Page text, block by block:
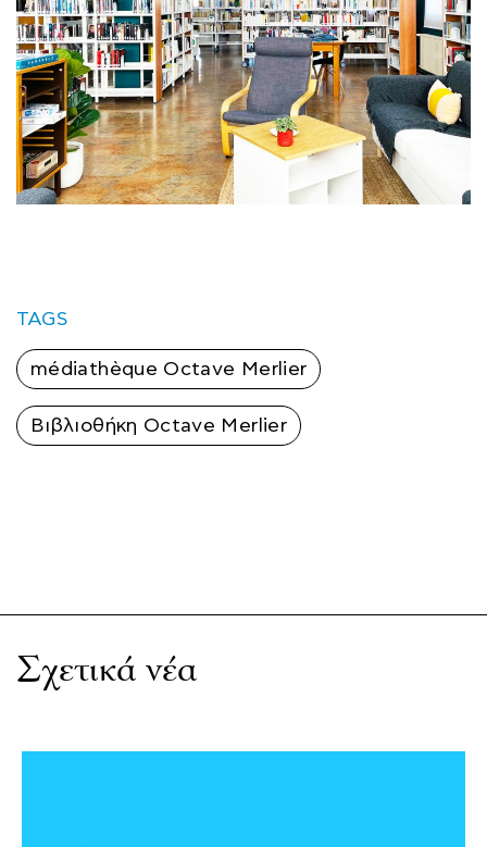
TAGS
médiathèque Octave Merlier
Βιβλιοθήκη Octave Merlier
Σχετικά νέα